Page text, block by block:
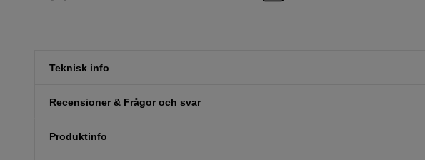
Teknisk info
Recensioner & Frågor och svar
Produktinfo